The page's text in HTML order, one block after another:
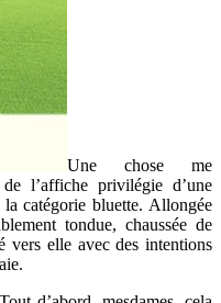
Une chose me
l’affiche privilégie d’une
catégorie bluette. Allongée
tondue, chaussée de
vers elle avec des intentions